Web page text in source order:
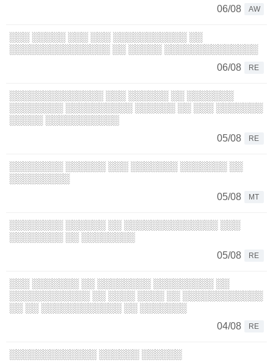
06/08
AW
░░░ ░░░░░ ░░░ ░░░ ░░░░░░░░░░░ ░░
░░░░░░░░░░░░░░░ ░░ ░░░░░ ░░░░░░░░░░░░░░
06/08
RE
░░░░░░░░░░░░░░ ░░░ ░░░░░░ ░░ ░░░░░░░
░░░░░░░░ ░░░░░░░░░░ ░░░░░░ ░░ ░░░ ░░░░░░░
░░░░░ ░░░░░░░░░░░
05/08
RE
░░░░░░░░ ░░░░░░ ░░░ ░░░░░░░ ░░░░░░░ ░░
░░░░░░░░░
05/08
MT
░░░░░░░░ ░░░░░░ ░░ ░░░░░░░░░░░░░░ ░░░
░░░░░░░░ ░░ ░░░░░░░░
05/08
RE
░░░ ░░░░░░░ ░░ ░░░░░░░░ ░░░░░░░░░ ░░
░░░░░░░░░░░░ ░░ ░░░░ ░░░░ ░░ ░░░░░░░░░░░░
░░ ░░ ░░░░░░░░░░░░ ░░ ░░░░░░░
04/08
RE
░░░░░░░░░░░░░ ░░░░░░ ░░░░░░